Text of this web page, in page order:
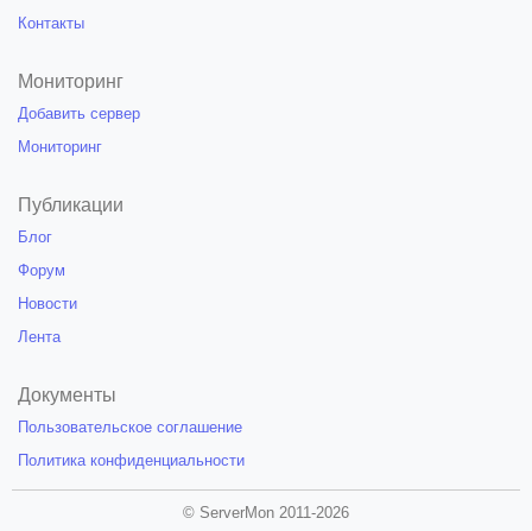
Контакты
Мониторинг
Добавить сервер
Мониторинг
Публикации
Блог
Форум
Новости
Лента
Документы
Пользовательское соглашение
Политика конфиденциальности
© ServerMon 2011-2026